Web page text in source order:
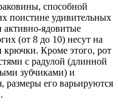
способной
поистине удивительных
ядовитые
(от 8 до 10) несут на
крючки. Кроме этого, рот
с радулой (длинной
зубчиками) и
его варьируются